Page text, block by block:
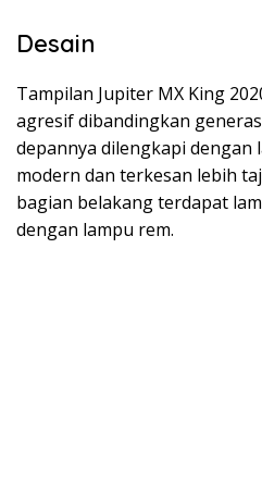
Desain
Tampilan Jupiter MX King
agresif dibandingkan
depannya dilengkapi dengan
modern dan terkesan lebih
bagian belakang terdapat
dengan lampu rem.